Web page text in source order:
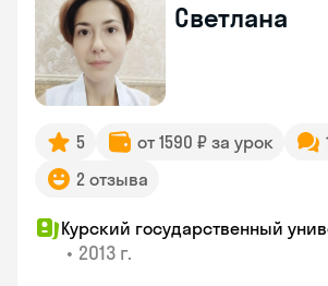
Светлана
5 от 1590 ₽ за урок
2 отзыва
Курский государственный
• 2013 г.